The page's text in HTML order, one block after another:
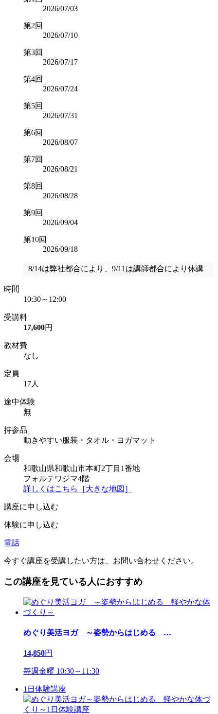
2026/07/03
第2回
2026/07/10
第3回
2026/07/17
第4回
2026/07/24
第5回
2026/07/31
第6回
2026/08/07
第7回
2026/08/21
第8回
2026/08/28
第9回
2026/09/04
第10回
2026/09/18
8/14は弊社都合により、9/11は講師都合により休講
時間
10:30～12:00
受講料
17,600円
教材費
なし
定員
17人
途中体験
無
持参品
動きやすい服装・タオル・ヨガマット
会場
和歌山県和歌山市本町2丁目1番地
フォルテワジマ4階
詳しくはこちら［大きな地図］
講座に申し込む
体験に申し込む
電話
今すぐ講座を受講したい方は、お問い合わせください。
この講座を見ている人におすすめ
めぐり美活ヨガ ～姿勢からはじめる …
14,850円
毎週金曜 10:30～11:30
1日体験講座